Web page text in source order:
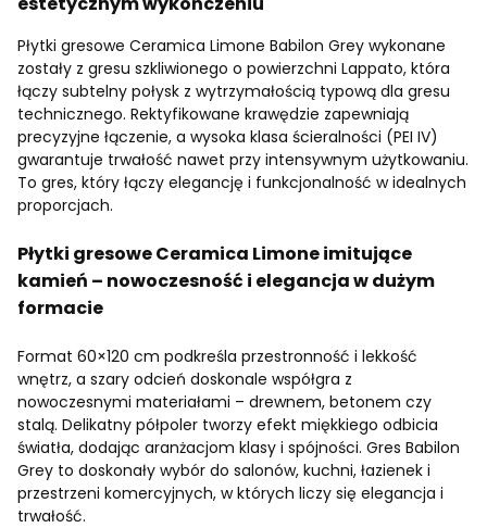
Płytki gresowe Ceramica Limone Babilon Grey wykonane
zostały z gresu szkliwionego o powierzchni Lappato, która
łączy subtelny połysk z wytrzymałością typową dla gresu
technicznego. Rektyfikowane krawędzie zapewniają
precyzyjne łączenie, a wysoka klasa ścieralności (PEI IV)
gwarantuje trwałość nawet przy intensywnym użytkowaniu.
To gres, który łączy elegancję i funkcjonalność w idealnych
proporcjach.
Płytki gresowe Ceramica Limone imitujące
kamień – nowoczesność i elegancja w dużym
formacie
Format 60×120 cm podkreśla przestronność i lekkość
wnętrz, a szary odcień doskonale współgra z
nowoczesnymi materiałami – drewnem, betonem czy
stalą. Delikatny półpoler tworzy efekt miękkiego odbicia
światła, dodając aranżacjom klasy i spójności. Gres Babilon
Grey to doskonały wybór do salonów, kuchni, łazienek i
przestrzeni komercyjnych, w których liczy się elegancja i
trwałość.